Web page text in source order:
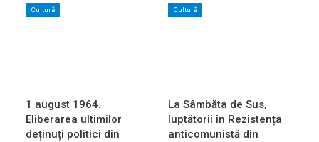
Cultură
1 august 1964.
Eliberarea ultimilor
deținuți politici din
Cultură
La Sâmbăta de Sus,
luptătorii în Rezistența
anticomunistă din